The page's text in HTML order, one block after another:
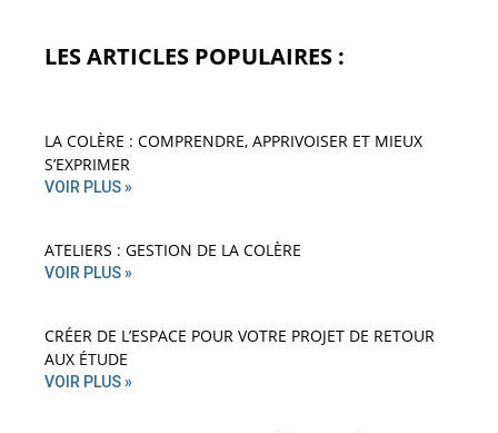
LES ARTICLES POPULAIRES :
LA COLÈRE : COMPRENDRE, APPRIVOISER ET MIEUX
S’EXPRIMER
VOIR PLUS »
ATELIERS : GESTION DE LA COLÈRE
VOIR PLUS »
CRÉER DE L’ESPACE POUR VOTRE PROJET DE RETOUR
AUX ÉTUDE
VOIR PLUS »